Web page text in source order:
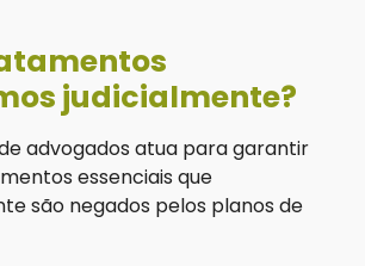
judicialmente?
advogados atua para garantir
essenciais que
são negados pelos planos de